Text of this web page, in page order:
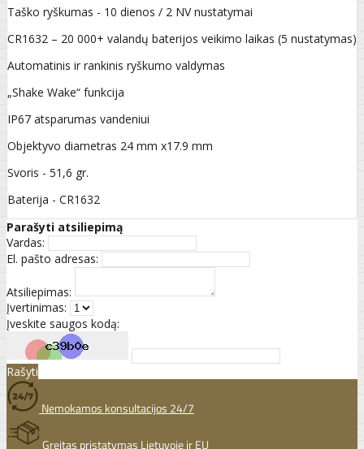
Taško ryškumas - 10 dienos / 2 NV nustatymai
CR1632 – 20 000+ valandų baterijos veikimo laikas (5 nustatymas)
Automatinis ir rankinis ryškumo valdymas
„Shake Wake“ funkcija
IP67 atsparumas vandeniui
Objektyvo diametras 24 mm x17.9 mm
Svoris - 51,6 gr.
Baterija - CR1632
Parašyti atsiliepimą
Vardas:
El. pašto adresas:
Atsiliepimas:
Įvertinimas:
Įveskite saugos kodą:
Rašyti
Nemokamos konsultacijos 24/7
Greitas pristatymas Lietuvoje ir EU